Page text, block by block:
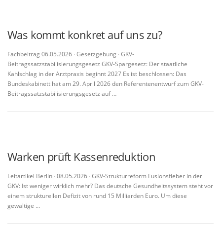
Was kommt konkret auf uns zu?
Fachbeitrag 06.05.2026 · Gesetzgebung · GKV-
Beitragssatzstabilisierungsgesetz GKV-Spargesetz: Der staatliche
Kahlschlag in der Arztpraxis beginnt 2027 Es ist beschlossen: Das
Bundeskabinett hat am 29. April 2026 den Referentenentwurf zum GKV-
Beitragssatzstabilisierungsgesetz auf …
Warken prüft Kassenreduktion
Leitartikel Berlin · 08.05.2026 · GKV-Strukturreform Fusionsfieber in der
GKV: Ist weniger wirklich mehr? Das deutsche Gesundheitssystem steht vor
einem strukturellen Defizit von rund 15 Milliarden Euro. Um diese
gewaltige …